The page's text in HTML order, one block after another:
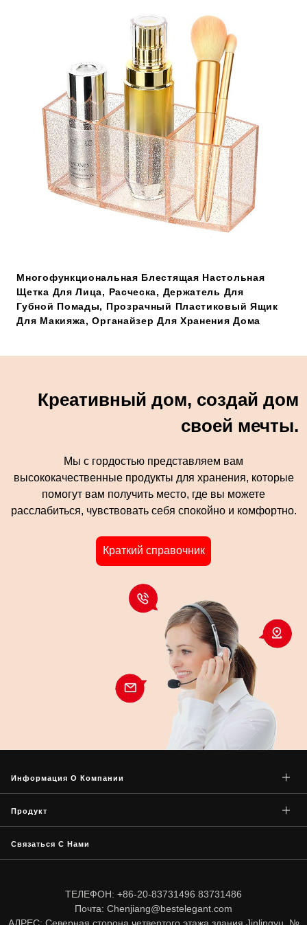
Многофункциональная Блестящая Настольная
Щетка Для Лица, Расческа, Держатель Для
Губной Помады, Прозрачный Пластиковый Ящик
Для Макияжа, Органайзер Для Хранения Дома
Креативный дом, создай дом
своей мечты.
Мы с гордостью представляем вам
высококачественные продукты для хранения, которые
помогут вам получить место, где вы можете
расслабиться, чувствовать себя спокойно и комфортно.
Краткий справочник
Информация О Компании
Продукт
Связаться С Нами
ТЕЛЕФОН: +86-20-83731496 83731486
Почта: Chenjiang@bestelegant.com